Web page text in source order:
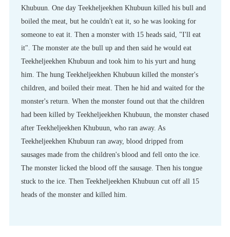
Khubuun. One day Teekheljeekhen Khubuun killed his bull and
boiled the meat, but he couldn't eat it, so he was looking for
someone to eat it. Then a monster with 15 heads said, "I'll eat
it". The monster ate the bull up and then said he would eat
Teekheljeekhen Khubuun and took him to his yurt and hung
him. The hung Teekheljeekhen Khubuun killed the monster's
children, and boiled their meat. Then he hid and waited for the
monster's return. When the monster found out that the children
had been killed by Teekheljeekhen Khubuun, the monster chased
after Teekheljeekhen Khubuun, who ran away. As
Teekheljeekhen Khubuun ran away, blood dripped from
sausages made from the children's blood and fell onto the ice.
The monster licked the blood off the sausage. Then his tongue
stuck to the ice. Then Teekheljeekhen Khubuun cut off all 15
heads of the monster and killed him.